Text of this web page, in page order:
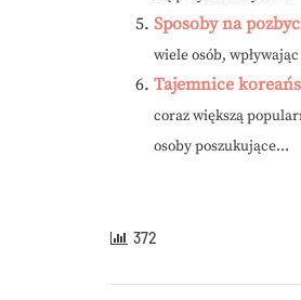
Sposoby na
wiele osób,
Tajemnice
coraz większą
osoby poszukujące...
372